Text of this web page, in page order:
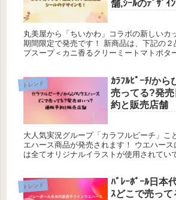
舗,ｼｰﾙのﾃﾞｻﾞｲ
丸美屋から「ちいかわ」コラボの新しいカ
期間限定で発売です！ 新商品は、下記の２
プスープ＜カニ香るクリーミートマトポタ
トレンド
ｶﾗﾌﾙﾋﾟｰﾁ/から
売ってる?発
約と販売店舗
大人気実況グループ「カラフルピーチ」こ
エハース商品が発売されます！ ウエハー
は全てオリジナルイラストが使用されてい
トレンド
ﾊﾞﾚｰﾎﾞｰﾙ日本
ｽどこで売っ